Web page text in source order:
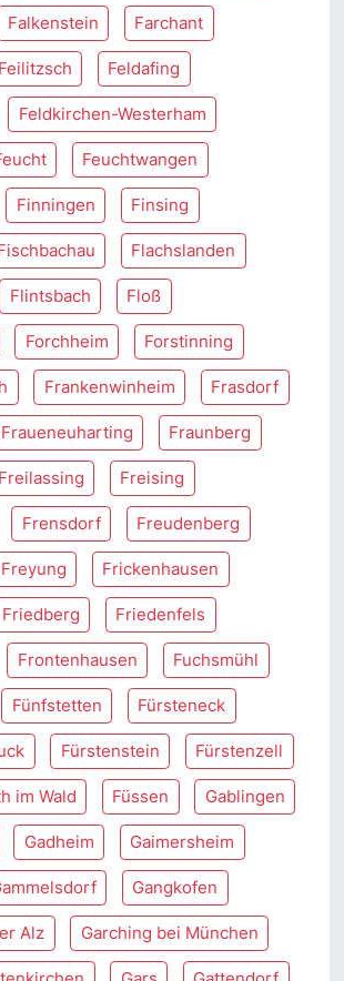
Falkenstein Farchant
Feilitzsch Feldafing
Feldkirchen-Westerham
Feuchtwangen
Finningen Finsing
Flachslanden
Flintsbach Floß
Forchheim Forstinning
Frankenwinheim Frasdorf
Fraueneuharting Fraunberg
Freilassing Freising
Frensdorf Freudenberg
Freyung Frickenhausen
Friedberg Friedenfels
Frontenhausen Fuchsmühl
Fünfstetten Fürsteneck
Fürstenstein Fürstenzell
im Wald Füssen Gablingen
Gadheim Gaimersheim
Gangkofen
Alz Garching bei München